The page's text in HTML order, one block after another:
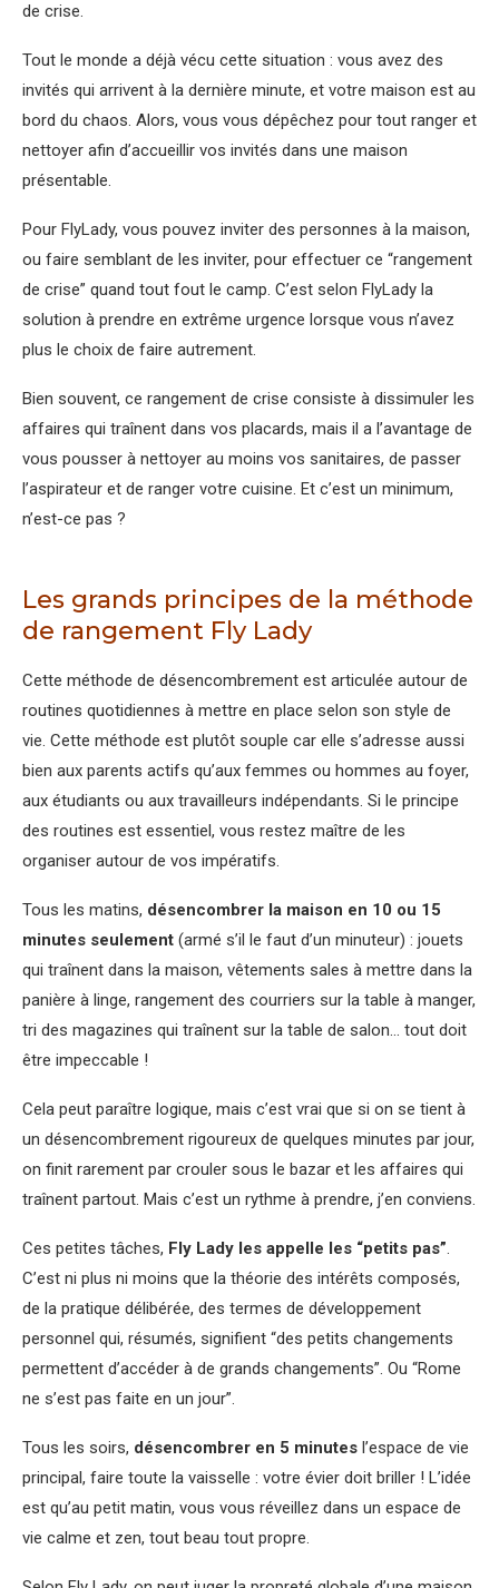
de crise.
Tout le monde a déjà vécu cette situation : vous avez des
invités qui arrivent à la dernière minute, et votre maison est au
bord du chaos. Alors, vous vous dépêchez pour tout ranger et
nettoyer afin d’accueillir vos invités dans une maison
présentable.
Pour FlyLady, vous pouvez inviter des personnes à la maison,
ou faire semblant de les inviter, pour effectuer ce “rangement
de crise” quand tout fout le camp. C’est selon FlyLady la
solution à prendre en extrême urgence lorsque vous n’avez
plus le choix de faire autrement.
Bien souvent, ce rangement de crise consiste à dissimuler les
affaires qui traînent dans vos placards, mais il a l’avantage de
vous pousser à nettoyer au moins vos sanitaires, de passer
l’aspirateur et de ranger votre cuisine. Et c’est un minimum,
n’est-ce pas ?
Les grands principes de la méthode
de rangement Fly Lady
Cette méthode de désencombrement est articulée autour de
routines quotidiennes à mettre en place selon son style de
vie. Cette méthode est plutôt souple car elle s’adresse aussi
bien aux parents actifs qu’aux femmes ou hommes au foyer,
aux étudiants ou aux travailleurs indépendants. Si le principe
des routines est essentiel, vous restez maître de les
organiser autour de vos impératifs.
Tous les matins, désencombrer la maison en 10 ou 15
minutes seulement (armé s’il le faut d’un minuteur) : jouets
qui traînent dans la maison, vêtements sales à mettre dans la
panière à linge, rangement des courriers sur la table à manger,
tri des magazines qui traînent sur la table de salon… tout doit
être impeccable !
Cela peut paraître logique, mais c’est vrai que si on se tient à
un désencombrement rigoureux de quelques minutes par jour,
on finit rarement par crouler sous le bazar et les affaires qui
traînent partout. Mais c’est un rythme à prendre, j’en conviens.
Ces petites tâches, Fly Lady les appelle les “petits pas”.
C’est ni plus ni moins que la théorie des intérêts composés,
de la pratique délibérée, des termes de développement
personnel qui, résumés, signifient “des petits changements
permettent d’accéder à de grands changements”. Ou “Rome
ne s’est pas faite en un jour”.
Tous les soirs, désencombrer en 5 minutes l’espace de vie
principal, faire toute la vaisselle : votre évier doit briller ! L’idée
est qu’au petit matin, vous vous réveillez dans un espace de
vie calme et zen, tout beau tout propre.